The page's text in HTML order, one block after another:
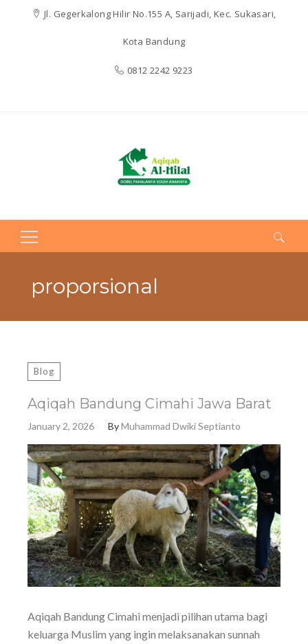
Jl. Gegerkalong Hilir No.155 A, Sarijadi, Kec. Sukasari,
Kota Bandung
0812 2242 9223
Search
proporsional
Blog
Aqiqah Bandung Cimahi Jawa Barat
January 2, 2026 ByMuhammad Dwiki Septianto
Aqiqah Bandung Cimahi menjadi pilihan utama bagi
keluarga Muslim yang ingin melaksanakan sunnah